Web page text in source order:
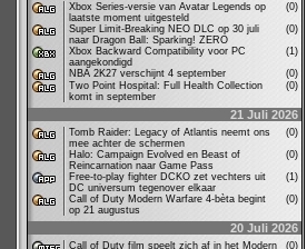
Xbox Series-versie van Avatar Legends op
laatste moment uitgesteld
(0)
Super Limit-Breaking NEO DLC op 30 juli
naar Dragon Ball: Sparking! ZERO
(0)
Xbox Backward Compatibility voor PC
aangekondigd
(1)
NBA 2K27 verschijnt 4 september
(0)
Two Point Hospital: Full Health Collection
komt in september
(0)
21 Juli 2026
Tomb Raider: Legacy of Atlantis neemt ons
mee achter de schermen
(0)
Halo: Campaign Evolved en Beast of
Reincarnation naar Game Pass
(0)
Free-to-play fighter DCKO zet vechters uit
DC universum tegenover elkaar
(1)
Call of Duty Modern Warfare 4-bèta begint
op 21 augustus
(0)
20 Juli 2026
Call of Duty film speelt zich af in het Modern
(0)